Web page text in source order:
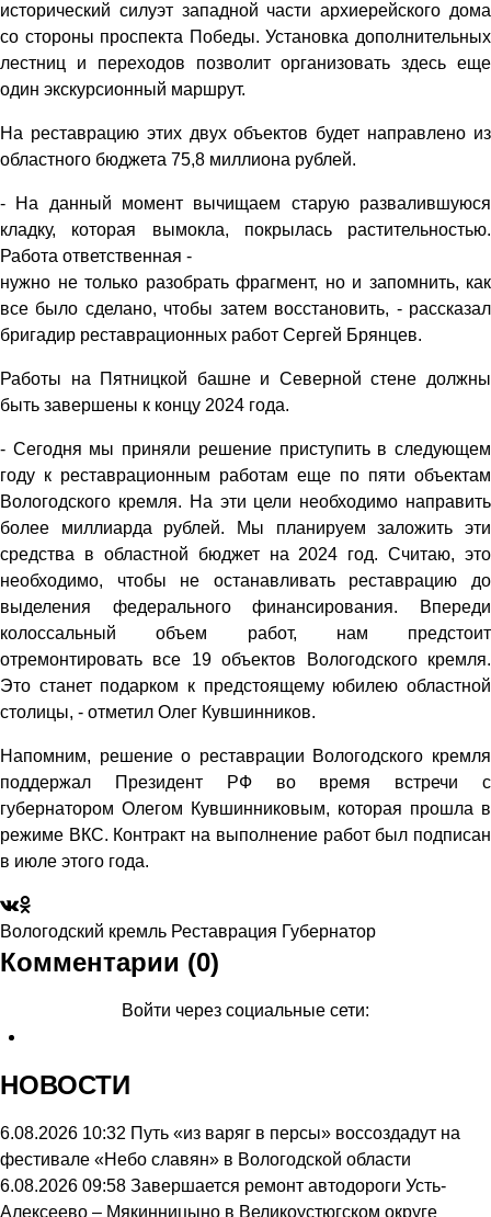
исторический силуэт западной части архиерейского дома
со стороны проспекта Победы. Установка дополнительных
лестниц и переходов позволит организовать здесь еще
один экскурсионный маршрут.
На реставрацию этих двух объектов будет направлено из
областного бюджета 75,8 миллиона рублей.
- На данный момент вычищаем старую развалившуюся
кладку, которая вымокла, покрылась растительностью.
Работа ответственная -
нужно не только разобрать фрагмент, но и запомнить, как
все было сделано, чтобы затем восстановить, - рассказал
бригадир реставрационных работ Сергей Брянцев.
Работы на Пятницкой башне и Северной стене должны
быть завершены к концу 2024 года.
- Сегодня мы приняли решение приступить в следующем
году к реставрационным работам еще по пяти объектам
Вологодского кремля. На эти цели необходимо направить
более миллиарда рублей. Мы планируем заложить эти
средства в областной бюджет на 2024 год. Считаю, это
необходимо, чтобы не останавливать реставрацию до
выделения федерального финансирования. Впереди
колоссальный объем работ, нам предстоит
отремонтировать все 19 объектов Вологодского кремля.
Это станет подарком к предстоящему юбилею областной
столицы, - отметил Олег Кувшинников.
Напомним, решение о реставрации Вологодского кремля
поддержал Президент РФ во время встречи с
губернатором Олегом Кувшинниковым, которая прошла в
режиме ВКС. Контракт на выполнение работ был подписан
в июле этого года.
Вологодский кремль Реставрация Губернатор
Комментарии (0)
Войти через социальные сети:
НОВОСТИ
6.08.2026 10:32 Путь «из варяг в персы» воссоздадут на
фестивале «Небо славян» в Вологодской области
6.08.2026 09:58 Завершается ремонт автодороги Усть-
Алексеево – Мякинницыно в Великоустюгском округе